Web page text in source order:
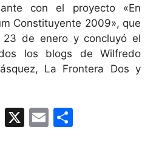
con el proyecto «En
Constituyente 2009», que
23 de enero y concluyó el
los blogs de Wilfredo
La Frontera Dos y
Pi X
E